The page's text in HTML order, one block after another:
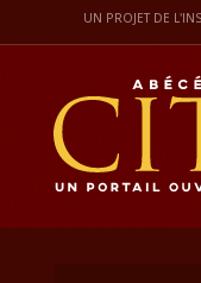
UN PROJET DE